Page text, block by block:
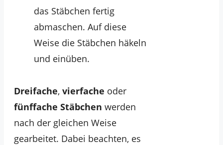
das Stäbchen fertig
abmaschen. Auf diese
Weise die Stäbchen häkeln
und einüben.
Dreifache, vierfache oder
fünffache Stäbchen werden
nach der gleichen Weise
gearbeitet. Dabei beachten, es